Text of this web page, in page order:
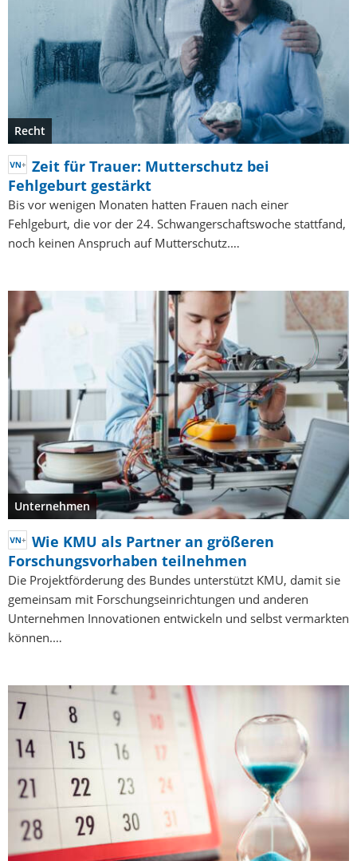
Recht
Zeit für Trauer: Mutterschutz bei
Fehlgeburt gestärkt
Bis vor wenigen Monaten hatten Frauen nach einer
Fehlgeburt, die vor der 24. Schwangerschaftswoche stattfand,
noch keinen Anspruch auf Mutterschutz.…
Unternehmen
Wie KMU als Partner an größeren
Forschungsvorhaben teilnehmen
Die Projektförderung des Bundes unterstützt KMU, damit sie
gemeinsam mit Forschungseinrichtungen und anderen
Unternehmen Innovationen entwickeln und selbst vermarkten
können.…